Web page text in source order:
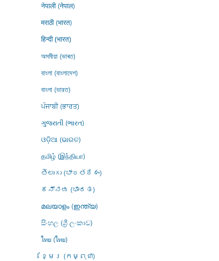
नेपाली (नेपाल)
मराठी (भारत)
हिन्दी (भारत)
অসমীয়া (ভাৰত)
বাংলা (বাংলাদেশ)
বাংলা (ভারত)
ਪੰਜਾਬੀ (ਭਾਰਤ)
ગુજરાતી (ભારત)
ଓଡ଼ିଆ (ଭାରତ)
தமிழ் (இந்தியா)
తెలుగు (భారతదేశం)
ಕನ್ನಡ (ಭಾರತ)
മലയാളം (ഇന്ത്യ)
සිංහල (ශ්‍රී ලංකාව)
ไทย (ไทย)
ខ្មែរ (កម្ពុជា)